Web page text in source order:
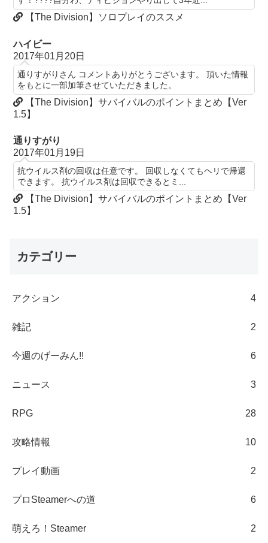
【The Division】ソロプレイのススメ
ハイビー
2017年01月20日
通りすがりさん コメントありがとうございます。 頂いた情報
をもとに一部加筆させていただきました。
【The Division】サバイバルのポイントまとめ【Ver
1.5】
通りすがり
2017年01月19日
抗ウイルス剤の回収は任意です。 回収しなくてもヘリで帰還
できます。 抗ウイルス剤は回収できるとミ...
【The Division】サバイバルのポイントまとめ【Ver
1.5】
カテゴリー
アクション 4
雑記 2
今週のげーみん!! 6
ニュース 3
RPG 28
攻略情報 10
プレイ動画 2
プロSteamerへの道 6
萌えろ！Steamer 2